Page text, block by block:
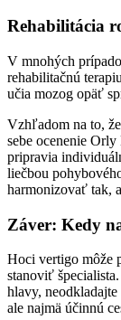
Rehabilitácia
V mnohých
rehabilitačnú
učia mozog opäť
Vzhľadom na to,
sebe ocenenie
pripravia
liečbou
harmonizovať tak,
Záver: Kedy
Hoci vertigo môže
stanoviť
hlavy,
ale najmä účinnú